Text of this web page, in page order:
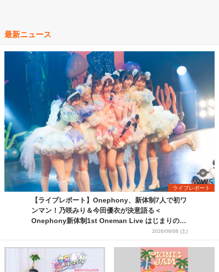
最新ニュース
ライブレポート
【ライブレポート】Onephony、新体制7人で初ワ
ンマン！乃咲みり＆今田優衣が決意語る＜
Onephony新体制1st Oneman Live はじまりの夏
2026/08/08 (土)